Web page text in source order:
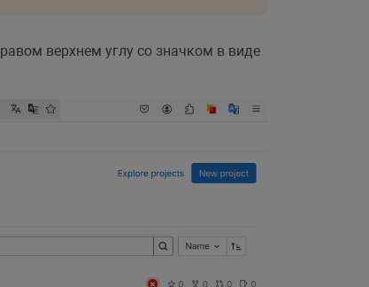
верхнем углу со значком в виде